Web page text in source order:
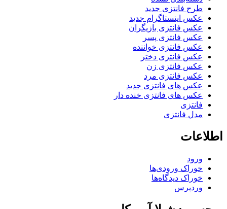
طرح فانتزی جدید
عکس اینستاگرام جدید
عکس فانتزی بازیگران
عکس فانتزی پسر
عکس فانتزی خواننده
عکس فانتزی دختر
عکس فانتزی زن
عکس فانتزی مرد
عکس های فانتزی جدید
عکس های فانتزی خنده دار
فانتزی
مدل فانتزی
اطلاعات
ورود
خوراک ورودی‌ها
خوراک دیدگاه‌ها
وردپرس